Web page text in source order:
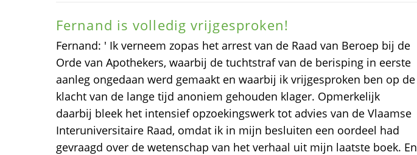
Fernand is volledig vrijgesproken!
Fernand: ' Ik verneem zopas het arrest van de Raad van Beroep bij de
Orde van Apothekers, waarbij de tuchtstraf van de berisping in eerste
aanleg ongedaan werd gemaakt en waarbij ik vrijgesproken ben op de
klacht van de lange tijd anoniem gehouden klager. Opmerkelijk
daarbij bleek het intensief opzoekingswerk tot advies van de Vlaamse
Interuniversitaire Raad, omdat ik in mijn besluiten een oordeel had
gevraagd over de wetenschap van het verhaal uit mijn laatste boek. En